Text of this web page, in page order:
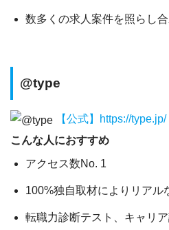
数多くの求人案件を照らし
@type
【公式】
https://type.jp/
こんな人におすすめ
アクセス数No. 1
100%独自取材によりリアル
転職力診断テスト、キャリ